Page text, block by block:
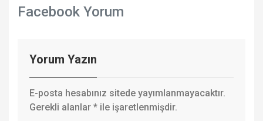
Facebook Yorum
Yorum Yazın
E-posta hesabınız sitede yayımlanmayacaktır.
Gerekli alanlar * ile işaretlenmişdir.